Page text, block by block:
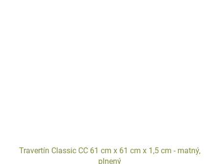
Travertín Classic CC 61 cm x 61 cm x 1,5 cm - matný,
plnený